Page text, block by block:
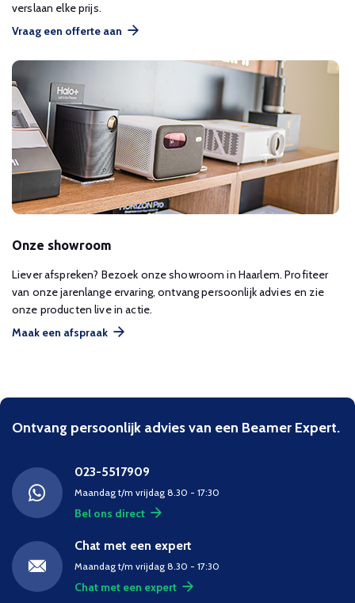
verslaan elke prijs.
Vraag een offerte aan
Onze showroom
Liever afspreken? Bezoek onze showroom in Haarlem. Profiteer
van onze jarenlange ervaring, ontvang persoonlijk advies en zie
onze producten live in actie.
Maak een afspraak
Ontvang persoonlijk advies van een Beamer Expert.
023-5517909
Maandag t/m vrijdag 8.30 - 17:30
Bel ons direct
Chat met een expert
Maandag t/m vrijdag 8.30 - 17:30
Chat met een expert